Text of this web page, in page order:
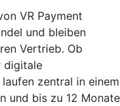
VR Payment
und bleiben
Vertrieb. Ob
digitale
zentral in einem
und bis zu 12 Monate